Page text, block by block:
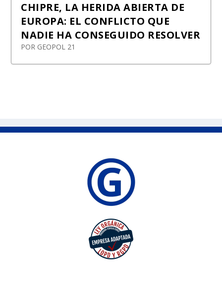
CHIPRE, LA HERIDA ABIERTA DE
EUROPA: EL CONFLICTO QUE
NADIE HA CONSEGUIDO RESOLVER
POR GEOPOL 21